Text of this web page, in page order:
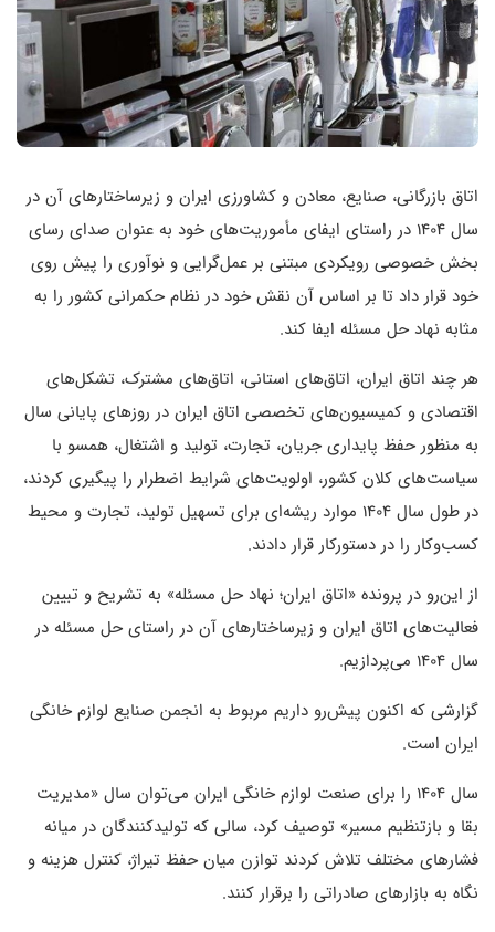
اتاق بازرگانی، صنایع، معادن و کشاورزی ایران و زیرساختارهای آن در
سال 1404 در راستای ایفای مأموریت‌های خود به عنوان صدای رسای
بخش خصوصی رویکردی مبتنی بر عمل‌گرایی و نوآوری را پیش روی
خود قرار داد تا بر اساس آن نقش خود در نظام حکمرانی کشور را به
مثابه نهاد حل مسئله ایفا کند.
هر چند اتاق ایران، اتاق‌های استانی، اتاق‌های مشترک، تشکل‌های
اقتصادی و کمیسیون‌های تخصصی اتاق ایران در روزهای پایانی سال
به منظور حفظ پایداری جریان، تجارت، تولید و اشتغال، همسو با
سیاست‌های کلان کشور، اولویت‌های شرایط اضطرار را پیگیری کردند،
در طول سال 1404 موارد ریشه‌ای برای تسهیل تولید، تجارت و محیط
کسب‌وکار را در دستورکار قرار دادند.
از این‌رو در پرونده «اتاق ایران؛ نهاد حل مسئله» به تشریح و تبیین
فعالیت‌های اتاق ایران و زیرساختارهای آن در راستای حل مسئله در
سال 1404 می‌پردازیم.
گزارشی که اکنون پیش‌رو داریم مربوط به انجمن صنایع لوازم خانگی
ایران است.
سال 1404 را برای صنعت لوازم خانگی ایران می‌توان سال «مدیریت
بقا و بازتنظیم مسیر» توصیف کرد، سالی که تولیدکنندگان در میانه
فشارهای مختلف تلاش کردند توازن میان حفظ تیراژ، کنترل هزینه و
نگاه به بازارهای صادراتی را برقرار کنند.